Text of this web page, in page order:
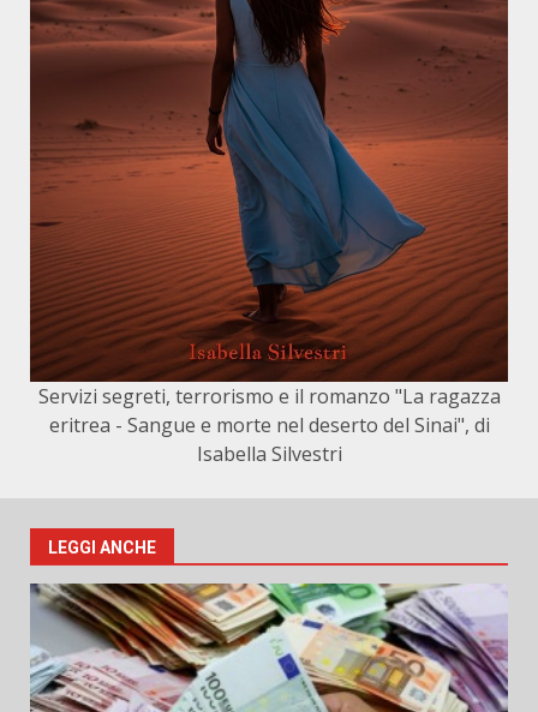
Servizi segreti, terrorismo e il romanzo "La ragazza
eritrea - Sangue e morte nel deserto del Sinai", di
Isabella Silvestri
LEGGI ANCHE